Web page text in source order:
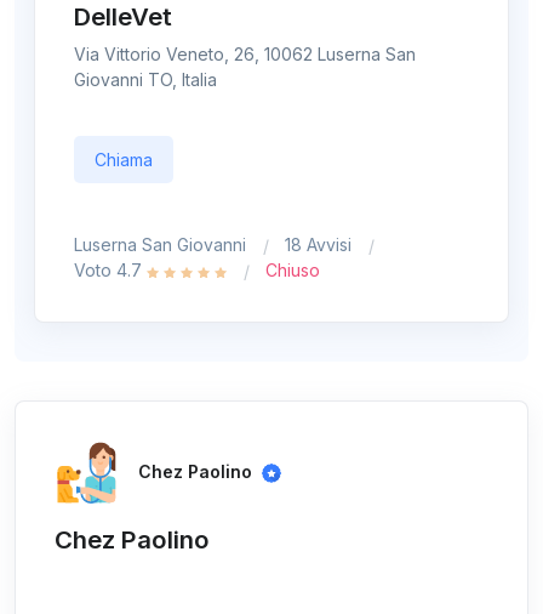
DelleVet
Via Vittorio Veneto, 26, 10062 Luserna San
Giovanni TO, Italia
Chiama
Luserna San Giovanni
18 Avvisi
Voto 4.7
Chiuso
Chez Paolino
Chez Paolino